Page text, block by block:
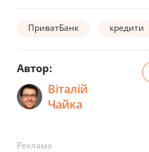
ПриватБанк кредити
Автор:
Віталій
Чайка
Реклама